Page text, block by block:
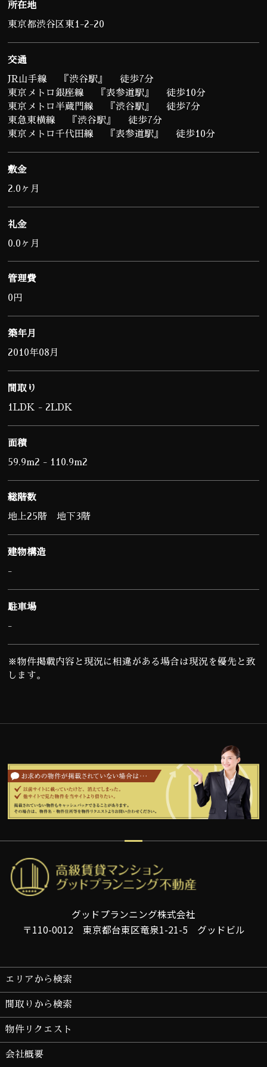
所在地
東京都渋谷区東1-2-20
交通
JR山手線 『渋谷駅』 徒歩7分
東京メトロ銀座線 『表参道駅』 徒歩10分
東京メトロ半蔵門線 『渋谷駅』 徒歩7分
東急東横線 『渋谷駅』 徒歩7分
東京メトロ千代田線 『表参道駅』 徒歩10分
敷金
2.0ヶ月
礼金
0.0ヶ月
管理費
0円
築年月
2010年08月
間取り
1LDK - 2LDK
面積
59.9m2 - 110.9m2
総階数
地上25階 地下3階
建物構造
-
駐車場
-
※物件掲載内容と現況に相違がある場合は現況を優先と致
します。
グッドプランニング株式会社
〒110-0012 東京都台東区竜泉1-21-5 グッドビル
エリアから検索
間取りから検索
物件リクエスト
会社概要